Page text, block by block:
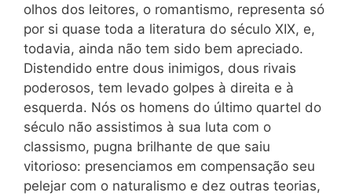
olhos dos leitores, o romantismo, representa só
por si quase toda a literatura do século XIX, e,
todavia, ainda não tem sido bem apreciado.
Distendido entre dous inimigos, dous rivais
poderosos, tem levado golpes à direita e à
esquerda. Nós os homens do último quartel do
século não assistimos à sua luta com o
classismo, pugna brilhante de que saiu
vitorioso: presenciamos em compensação seu
pelejar com o naturalismo e dez outras teorias,